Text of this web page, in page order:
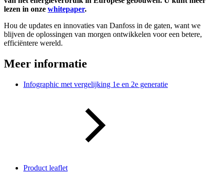
lezen in onze whitepaper.
Hou de updates en innovaties van Danfoss in de gaten, want we
blijven de oplossingen van morgen ontwikkelen voor een betere,
efficiëntere wereld.
Meer informatie
Infographic met vergelijking 1e en 2e generatie
Product leaflet